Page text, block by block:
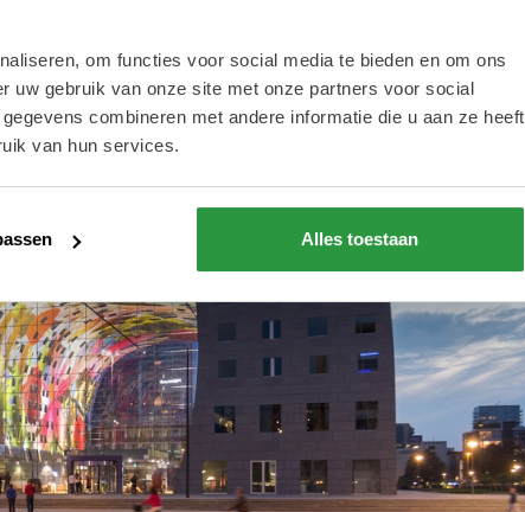
om functies voor social media te bieden en om ons
uw gebruik van onze site met onze partners voor social
combineren met andere informatie die u aan ze heeft
van hun services.
Alles toestaan